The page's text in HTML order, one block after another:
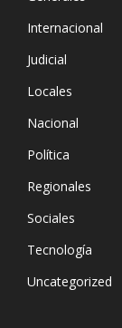
Internacional
Judicial
Locales
Nacional
Política
Regionales
Sociales
Tecnología
Uncategorized